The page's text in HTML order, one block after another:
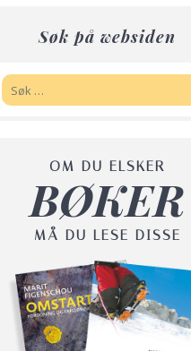
Søk på websiden
OM DU ELSKER
BØKER
MÅ DU LESE DISSE